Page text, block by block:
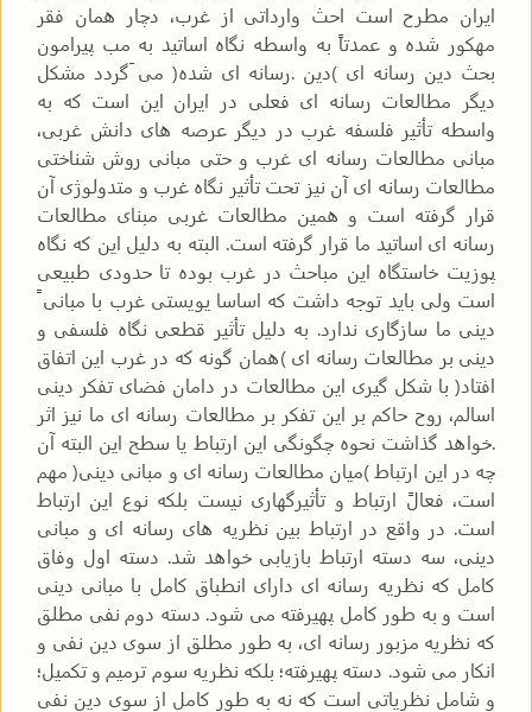
ایران مطرح است احث وارداتی از غرب، دچار همان فقر
مهکور شده و عمدتاً به واسطه نگاه اساتید به مب پیرامون
بحث دین رسانه ای )دین .رسانه ای شده( می َگردد مشکل
دیگر مطالعات رسانه ای فعلی در ایران این است که به
واسطه تأثیر فلسفه غرب در دیگر عرصه های دانش غربی،
مبانی مطالعات رسانه ای غرب و حتی مبانی روش شناختی
مطالعات رسانه ای آن نیز تحت تأثیر نگاه غرب و متدولوژی آن
قرار گرفته است و همین مطالعات غربی مبنای مطالعات
رسانه ای اساتید ما قرار گرفته است. البته به دلیل این که نگاه
پوزیت خاستگاه این مباحث در غرب بوده تا حدودی طبیعی
است ولی باید توجه داشت که اساسا یویستی غرب با مبانی ً
دینی ما سازگاری ندارد. به دلیل تأثیر قطعی نگاه فلسفی و
دینی بر مطالعات رسانه ای )همان گونه که در غرب این اتفاق
افتاد( با شکل گیری این مطالعات در دامان فضای تفکر دینی
اسالم، روح حاکم بر این تفکر بر مطالعات رسانه ای ما نیز اثر
.خواهد گذاشت نحوه چگونگی این ارتباط یا سطح این البته آن
چه در این ارتباط )میان مطالعات رسانه ای و مبانی دینی( مهم
است، فعالً ارتباط و تأثیرگهاری نیست بلکه نوع این ارتباط
است. در واقع در ارتباط بین نظریه های رسانه ای و مبانی
دینی، سه دسته ارتباط بازیابی خواهد شد. دسته اول وفاق
کامل که نظریه رسانه ای دارای انطباق کامل با مبانی دینی
است و به طور کامل پهیرفته می شود. دسته دوم نفی مطلق
که نظریه مزبور رسانه ای، به طور مطلق از سوی دین نفی و
انکار می شود. دسته پهیرفته؛ بلکه نظریه سوم ترمیم و تکمیل؛
و شامل نظریاتی است که نه به طور کامل از سوی دین نفی